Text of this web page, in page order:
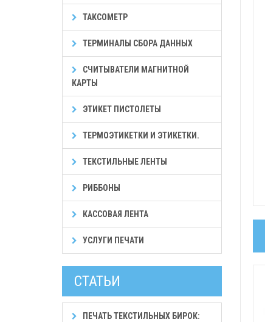
ТАКСОМЕТР
ТЕРМИНАЛЫ СБОРА ДАННЫХ
СЧИТЫВАТЕЛИ МАГНИТНОЙ
КАРТЫ
ЭТИКЕТ ПИСТОЛЕТЫ
ТЕРМОЭТИКЕТКИ И ЭТИКЕТКИ.
ТЕКСТИЛЬНЫЕ ЛЕНТЫ
РИББОНЫ
КАССОВАЯ ЛЕНТА
УСЛУГИ ПЕЧАТИ
СТАТЬИ
ПЕЧАТЬ ТЕКСТИЛЬНЫХ БИРОК: